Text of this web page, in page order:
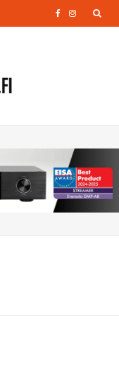
o
k
I
r
a